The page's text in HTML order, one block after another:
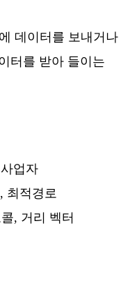
데이터를 보내거나
터를 받아 들이는
업자
최적경로
, 거리 벡터